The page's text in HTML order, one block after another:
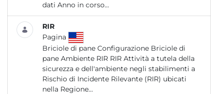
dati Anno in corso...
RIR
Pagina
Briciole di pane Configurazione Briciole di
pane Ambiente RIR RIR Attività a tutela della
sicurezza e dell'ambiente negli stabilimenti a
Rischio di Incidente Rilevante (RIR) ubicati
nella Regione...